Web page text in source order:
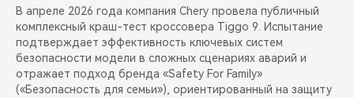
В апреле 2026 года компания Chery провела публичный
комплексный краш-тест кроссовера Tiggo 9. Испытание
подтверждает эффективность ключевых систем
безопасности модели в сложных сценариях аварий и
отражает подход бренда «Safety For Family»
(«Безопасность для семьи»), ориентированный на защиту